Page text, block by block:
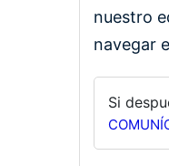
nuestro
navegar
Si